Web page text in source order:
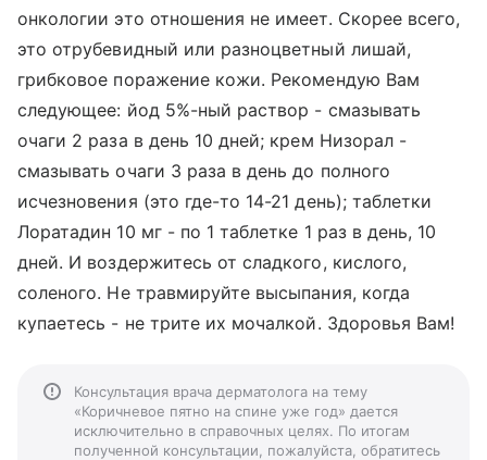
онкологии это отношения не имеет. Скорее всего,
это отрубевидный или разноцветный лишай,
грибковое поражение кожи. Рекомендую Вам
следующее: йод 5%-ный раствор - смазывать
очаги 2 раза в день 10 дней; крем Низорал -
смазывать очаги 3 раза в день до полного
исчезновения (это где-то 14-21 день); таблетки
Лоратадин 10 мг - по 1 таблетке 1 раз в день, 10
дней. И воздержитесь от сладкого, кислого,
соленого. Не травмируйте высыпания, когда
купаетесь - не трите их мочалкой. Здоровья Вам!
Консультация врача дерматолога на тему
«Коричневое пятно на спине уже год» дается
исключительно в справочных целях. По итогам
полученной консультации, пожалуйста, обратитесь